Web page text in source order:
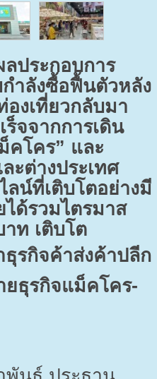
ประกอบการ
ำลังซื้อฟื้นตัวหลัง
งเที่ยวกลับมา
จจากการเดิน
คโคร” และ
ะต่างประเทศ
ลน์ที่เติบโตอย่างมี
ด้รวมไตรมาส
ท เติบโต
รกิจค้าส่งค้าปลีก
ยธุรกิจแม็คโคร-